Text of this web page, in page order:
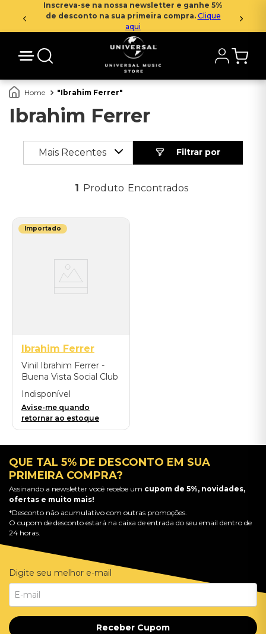
Inscreva-se na nossa newsletter e ganhe 5%
de desconto na sua primeira compra. Clique
aqui
Ibrahim Ferrer
Ibrahim Ferrer
Mais Recentes
1 Produto
Importado
Ibrahim Ferrer
Vinil Ibrahim Ferrer -
Buena Vista Social Club
Presents Ibrahim Ferrer
(2LP) - Importado
Indisponível
Avise-me quando
retornar ao estoque
QUE TAL 5% DE DESCONTO EM SUA
PRIMEIRA COMPRA?
Assinando a newsletter você recebe um cupom de 5%, novidades,
ofertas e muito mais!
*Desconto não acumulativo com outras promoções.
O cupom de desconto estará na caixa de entrada do seu email dentro de
24 horas.
Digite seu melhor e-mail
Receber Cupom